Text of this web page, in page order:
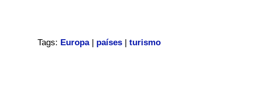
Tags: Europa| países| turismo